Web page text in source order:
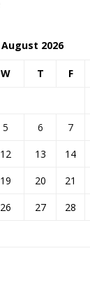
August 2026
W T F
5 6 7
12 13 14
19 20 21
26 27 28